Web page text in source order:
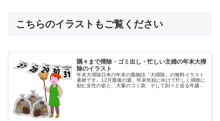
こちらのイラストもご覧ください
隅々まで掃除・ゴミ出し・忙しい主婦の年末大掃
除のイラスト
年末大掃除日本の年末の風物詩「大掃除」の無料イラスト
素材です。12月最後の週、年末年始に向けて忙しく掃除に
励む女性の姿と、大量のゴミ袋、そして刻々と迫る年越し